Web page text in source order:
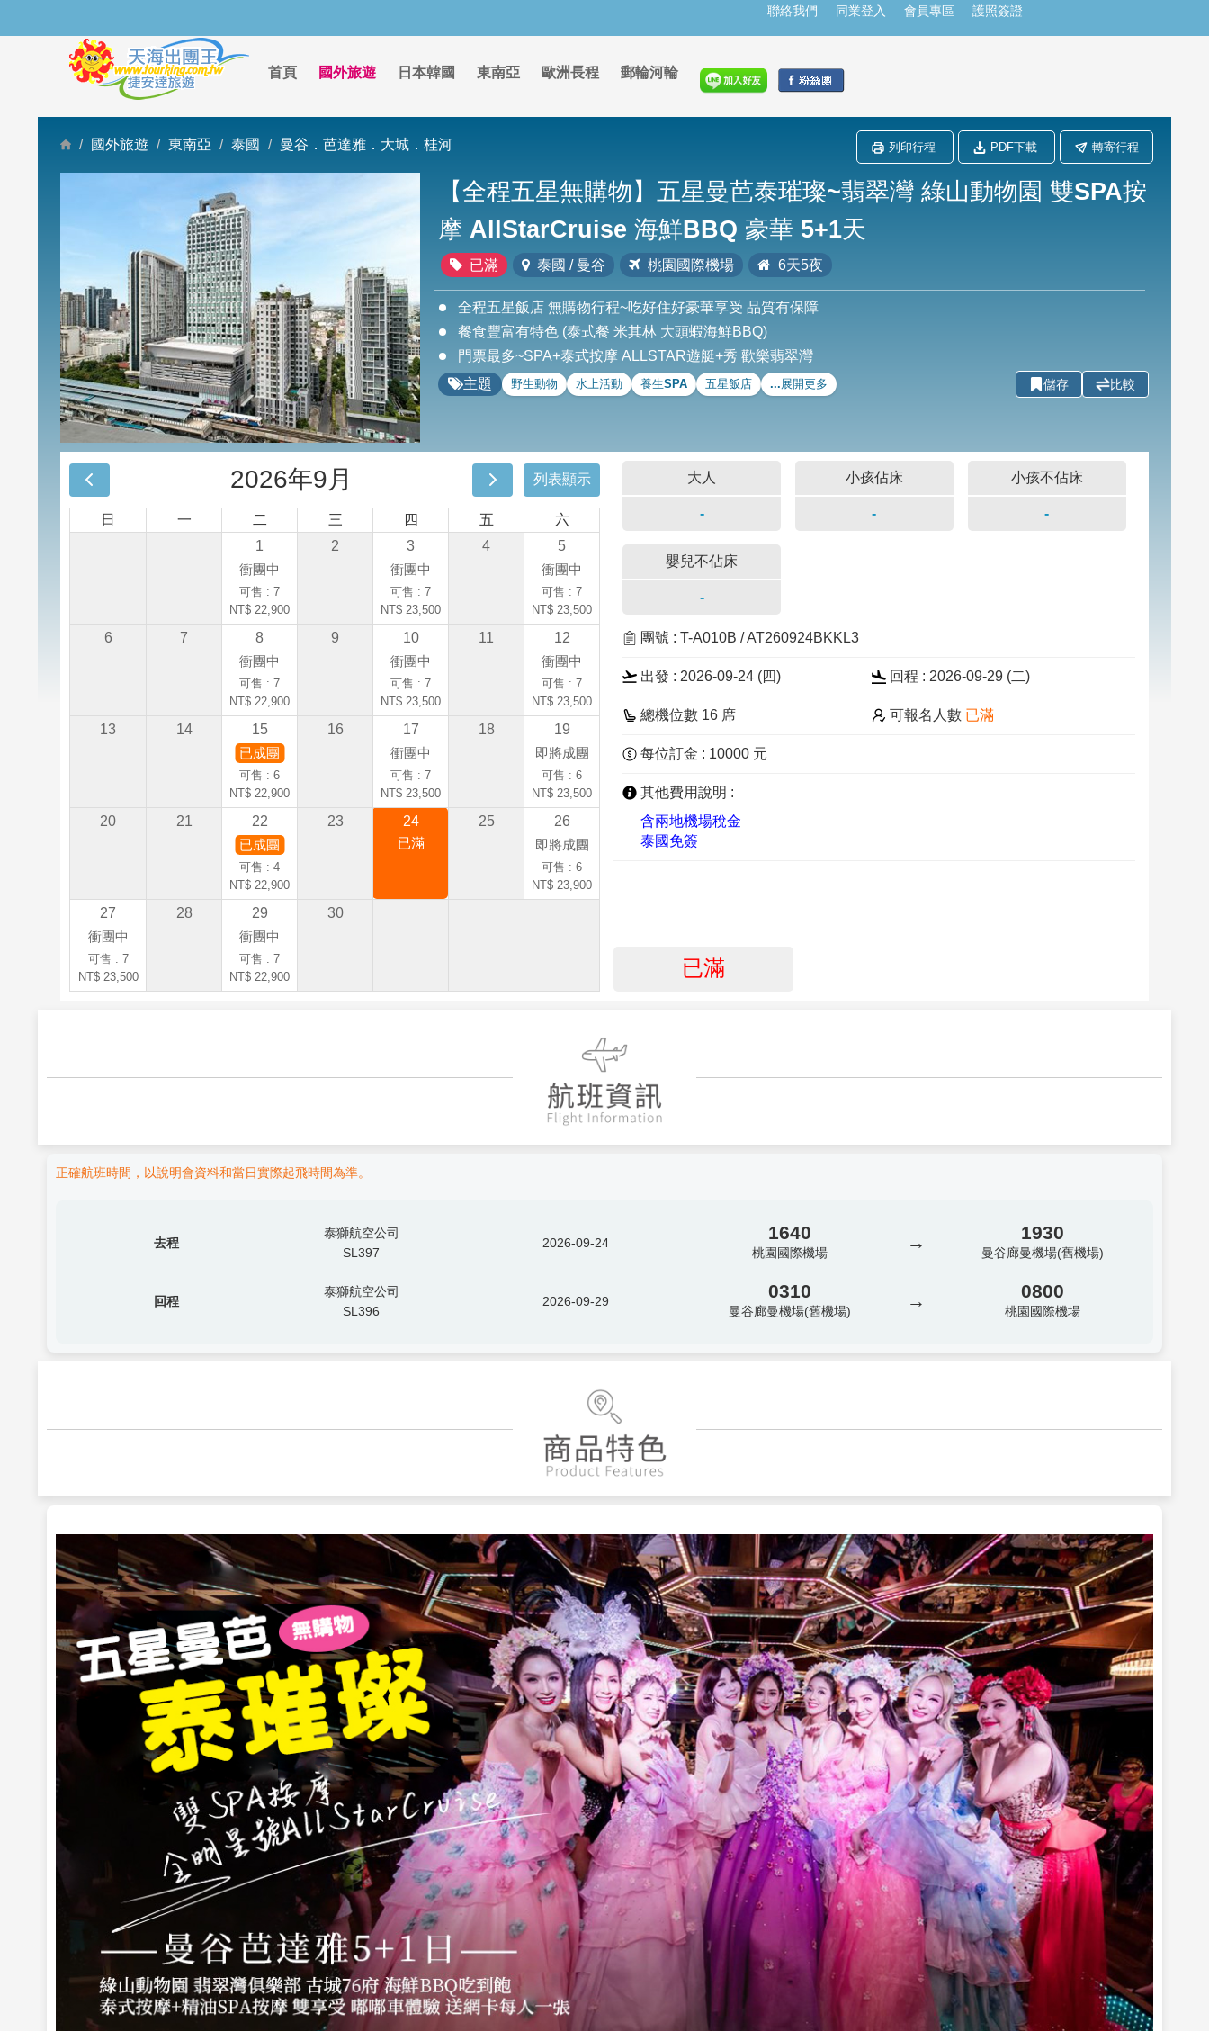
聯絡我們 同業登入 會員專區 護照簽證
首頁 國外旅遊 日本韓國 東南亞 歐洲長程 郵輪河輪
國外旅遊 東南亞 泰國 曼谷．芭達雅．大城．桂河 列印行程 PDF下載 轉寄行程
【全程五星無購物】五星曼芭泰璀璨~翡翠灣 綠山動物園 雙SPA按
摩 AllStarCruise 海鮮BBQ 豪華 5+1天
已滿 泰國 / 曼谷 桃園國際機場 6天5夜
全程五星飯店 無購物行程~吃好住好豪華享受 品質有保障
餐食豐富有特色 (泰式餐 米其林 大頭蝦海鮮BBQ)
門票最多~SPA+泰式按摩 ALLSTAR遊艇+秀 歡樂翡翠灣
主題
野生動物 水上活動 養生SPA 五星飯店 ...展開更多 儲存 比較
2026年9月 列表顯示
日 一 二 三 四 五
六
1
衝團中
可售 : 7
NT$ 22,900
2
3
衝團中
可售 : 7
NT$ 23,500
4
5
衝團中
可售 : 7
NT$ 23,500
6 7
8
衝團中
可售 : 7
NT$ 22,900
9
10
衝團中
可售 : 7
NT$ 23,500
11
12
衝團中
可售 : 7
NT$ 23,500
13 14
15
已成團
可售 : 6
NT$ 22,900
16
17
衝團中
可售 : 7
NT$ 23,500
18
19
即將成團
可售 : 6
NT$ 23,500
20 21
22
已成團
可售 : 4
NT$ 22,900
23
24
已滿
25
26
即將成團
可售 : 6
NT$ 23,900
27
衝團中
可售 : 7
NT$ 23,500
28
29
衝團中
可售 : 7
NT$ 22,900
30
大人 小孩佔床 小孩不佔床
- - -
嬰兒不佔床
-
團號 : T-A010B / AT260924BKKL3
出發 : 2026-09-24 (四) 回程 : 2026-09-29 (二)
總機位數 16 席 可報名人數 已滿
每位訂金 : 10000 元
其他費用說明 :
含兩地機場稅金
泰國免簽
已滿
正確航班時間，以說明會資料和當日實際起飛時間為準。
去程
泰獅航空公司
SL397
2026-09-24 1640
桃園國際機場 → 1930
曼谷廊曼機場(舊機場)
回程
泰獅航空公司
SL396
2026-09-29 0310
曼谷廊曼機場(舊機場) → 0800
桃園國際機場